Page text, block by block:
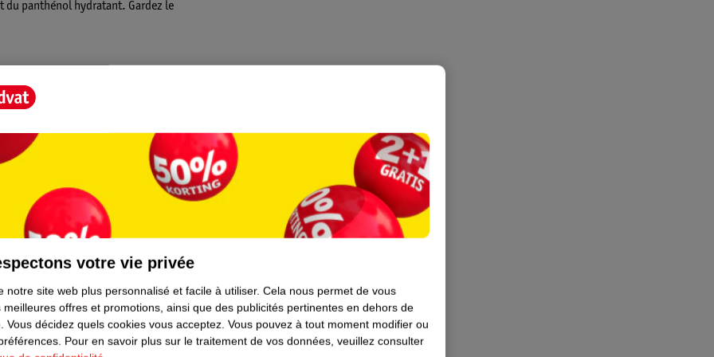
du panthénol hydratant. Gardez le
de vos mains. Massez dans vos
le bout de vos doigts. Remodelez aussi
preuves en tant que marque de coiffure
Taft assurent un volume fantastique,
les circonstances. Chaque produit Taft est
votre vie privée
notre site web plus personnalisé et facile à utiliser. Cela nous permet de vous
meilleures offres et promotions, ainsi que des publicités pertinentes en dehors de
Vous décidez quels cookies vous acceptez. Vous pouvez à tout moment modifier ou
Pour en savoir plus sur le traitement de vos données, veuillez consulter